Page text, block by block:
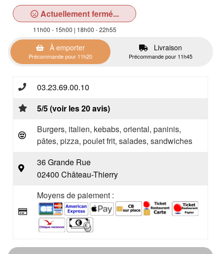
Actuellement fermé...
11h00 - 15h00 | 18h00 - 22h55
À emporter
Précommande pour 11h20
Livraison
Précommande pour 11h45
03.23.69.00.10
5/5 (voir les 20 avis)
Burgers, italien, kebabs, oriental, paninis,
pâtes, pizza, poulet frit, salades, sandwiches
36 Grande Rue
02400 Château-Thierry
Moyens de paiement :